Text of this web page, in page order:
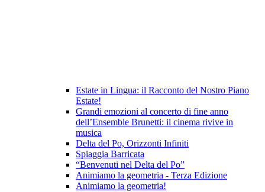
Estate in Lingua: il Racconto del Nostro Piano
Estate!
Grandi emozioni al concerto di fine anno
dell’Ensemble Brunetti: il cinema rivive in
musica
Delta del Po, Orizzonti Infiniti
Spiaggia Barricata
“Benvenuti nel Delta del Po”
Animiamo la geometria - Terza Edizione
Animiamo la geometria!